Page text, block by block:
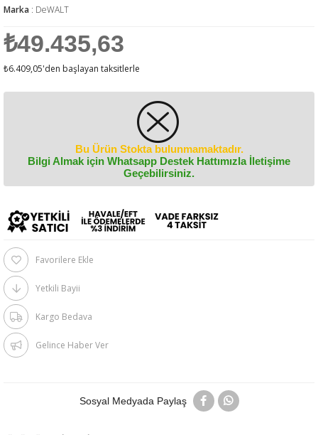
Marka : DeWALT
₺49.435,63
₺6.409,05'den başlayan taksitlerle
Bu Ürün Stokta bulunmamaktadır.
Bilgi Almak için Whatsapp Destek Hattımızla İletişime
Geçebilirsiniz.
Favorilere Ekle
Yetkili Bayii
Kargo Bedava
Gelince Haber Ver
Sosyal Medyada Paylaş